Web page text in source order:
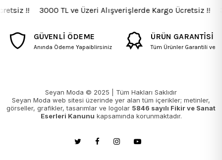
!! 3000 TL ve Üzeri Alışverişlerde Kargo Ücretsiz
GÜVENLİ ÖDEME
Anında Ödeme Yapaiblirsiniz
ÜRÜN GARANTİSİ
Tüm Ürünler Garantili ve
Seyan Moda © 2025 | Tüm Hakları Saklıdır
Seyan Moda web sitesi üzerinde yer alan tüm içerikler; metinler,
görseller, grafikler, tasarımlar ve logolar 5846 sayılı Fikir ve Sanat
Eserleri Kanunu kapsamında korunmaktadır.